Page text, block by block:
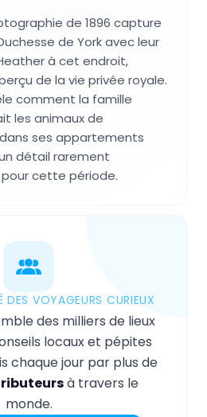
de 1896 capture
de York avec leur
à cet endroit,
de la vie privée royale.
comment la famille
les animaux de
ses appartements
détail rarement
cette période.
VOYAGEURS CURIEUX
des milliers de lieux
locaux et pépites
chaque jour par plus de
à travers le
monde.